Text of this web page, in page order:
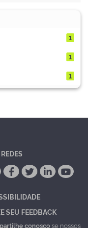
1
1
1
SEU FEEDBACK
conoscose nossos